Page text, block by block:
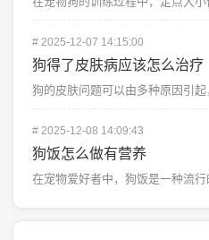
# 2025-12-07 14:15:00
狗得了皮肤病应该怎么治疗
# 2025-12-08 14:09:43
狗饭怎么做有营养